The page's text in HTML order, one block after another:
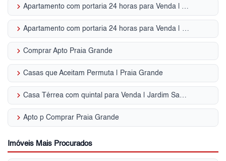
keyboard_arrow_right Apartamento com portaria 24 horas para Venda | Aviação
keyboard_arrow_right Apartamento com portaria 24 horas para Venda | Praia das Toninhas
keyboard_arrow_right Comprar Apto Praia Grande
keyboard_arrow_right Casas que Aceitam Permuta | Praia Grande
keyboard_arrow_right Casa Térrea com quintal para Venda | Jardim Santa Terezinha
keyboard_arrow_right Apto p Comprar Praia Grande
Imóveis Mais Procurados